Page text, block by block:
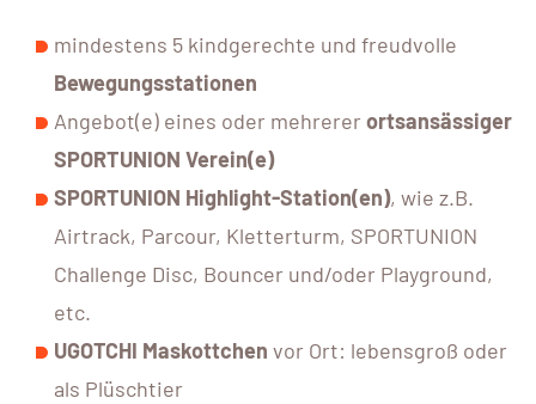
mindestens 5 kindgerechte und freudvolle
Bewegungsstationen
Angebot(e) eines oder mehrerer ortsansässiger
SPORTUNION Verein(e)
SPORTUNION Highlight-Station(en), wie z.B.
Airtrack, Parcour, Kletterturm, SPORTUNION
Challenge Disc, Bouncer und/oder Playground,
etc.
UGOTCHI Maskottchen vor Ort: lebensgroß oder
als Plüschtier